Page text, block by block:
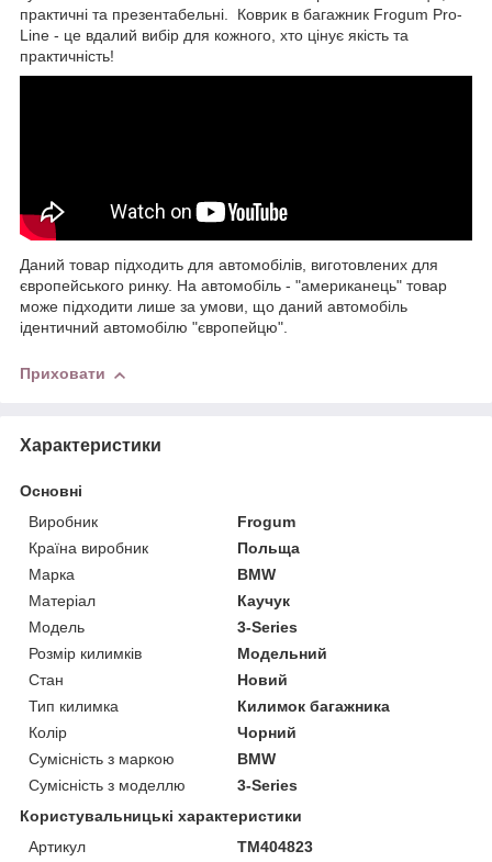
практичні та презентабельні. Коврик в багажник Frogum Pro-
Line - це вдалий вибір для кожного, хто цінує якість та
практичність!
Даний товар підходить для автомобілів, виготовлених для
європейського ринку. На автомобіль - "американець" товар
може підходити лише за умови, що даний автомобіль
ідентичний автомобілю "європейцю".
Приховати
Характеристики
Основні
Виробник
Frogum
Країна виробник
Польща
Марка
BMW
Матеріал
Каучук
Модель
3-Series
Розмір килимків
Модельний
Стан
Новий
Тип килимка
Килимок багажника
Колір
Чорний
Сумісність з маркою
BMW
Сумісність з моделлю
3-Series
Користувальницькі характеристики
Артикул
TM404823